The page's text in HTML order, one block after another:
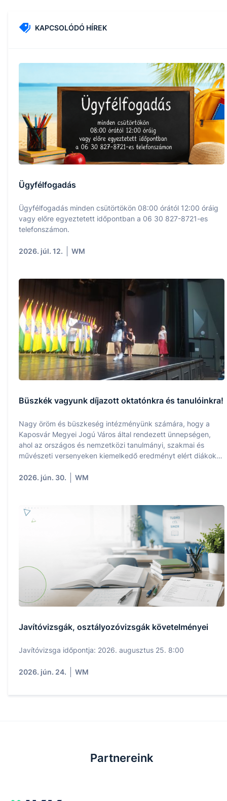
KAPCSOLÓDÓ HÍREK
Ügyfélfogadás
Ügyfélfogadás minden csütörtökön 08:00 órától 12:00 óráig
vagy előre egyeztetett időpontban a 06 30 827-8721-es
telefonszámon.
2026. júl. 12. WM
Büszkék vagyunk díjazott oktatónkra és tanulóinkra!
Nagy öröm és büszkeség intézményünk számára, hogy a
Kaposvár Megyei Jogú Város által rendezett ünnepségen,
ahol az országos és nemzetközi tanulmányi, szakmai és
művészeti versenyeken kiemelkedő eredményt elért diákokat
képviseltette magát a díjazottak között.
2026. jún. 30. WM
Javítóvizsgák, osztályozóvizsgák követelményei
Javítóvizsga időpontja: 2026. augusztus 25. 8:00
2026. jún. 24. WM
Partnereink